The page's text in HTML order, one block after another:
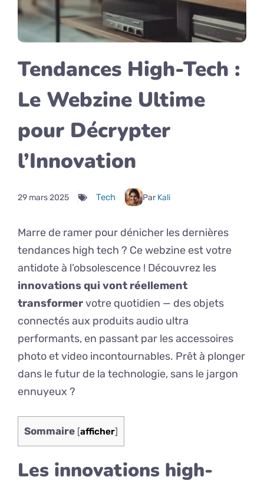
Tendances High-Tech :
Le Webzine Ultime
pour Décrypter
l’Innovation
29 mars 2025 Tech Par Kali
Marre de ramer pour dénicher les dernières
tendances high tech ? Ce webzine est votre
antidote à l’obsolescence ! Découvrez les
innovations qui vont réellement
transformervotre quotidien — des objets
connectés aux produits audio ultra
performants, en passant par les accessoires
photo et video incontournables. Prêt à plonger
dans le futur de la technologie, sans le jargon
ennuyeux ?
Sommaire [afficher]
Les innovations high-